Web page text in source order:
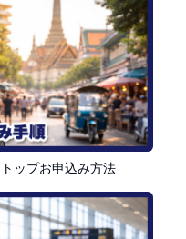
ップお申込み方法